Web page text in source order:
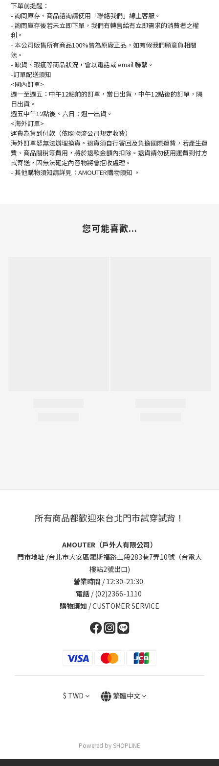
下單前提醒：
- 詢問庫存、商品諮詢請使用「聯絡我們」線上客服。
- 詢問庫存後若未立即下單，我們有轉售給有立即需求的消費者之權
利。
- 本公司販售所有商品100%皆為原廠正品，如有假我們願意負相關
法。
- 缺貨、瑕疵等商品狀況，會以電話或 email 聯繫。
-訂單配送須知
<國內訂單>
週一至週五：中午12點前的訂單，當日出貨，中午12點後的訂單，隔
日出貨。
週五中午12點後、六日：週一出貨。
<海外訂單>
運費為貨到付款（依照物流公司規定收費）
海外訂單恕無法辦理換貨。退貨須自行寄回及負擔國際運費，若產生運
費、商品關稅等費用，將於退款金額內扣除。退貨請勿使用運費到付方
式寄送，因無法確定內容物將會拒收處理。
- 其他購物須知請詳見： AMOUTER購物須知 。
您可能喜歡...
所有商品都歡迎來台北門市試穿試背！
AMOUTER（戶外人有限公司）
門市地址 /台北市大安區羅斯福路三段283巷7弄10號（台電大
樓站2號出口)
營業時間 / 12:30-21:30
電話 / (02)2366-1110
購物須知 /CUSTOMER SERVICE
$ TWD 繁體中文
Powered by SHOPLINE